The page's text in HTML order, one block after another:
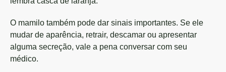
O mamilo também pode dar sinais importantes. Se ele
mudar de aparência, retrair, descamar ou apresentar
alguma secreção, vale a pena conversar com seu
médico.